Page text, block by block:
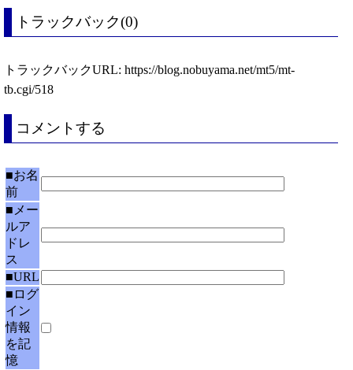
トラックバック(0)
トラックバックURL: https://blog.nobuyama.net/mt5/mt-
tb.cgi/518
コメントする
■お名
前
■メー
ルア
ドレ
ス
■URL
■ログ
イン
情報
を記
憶